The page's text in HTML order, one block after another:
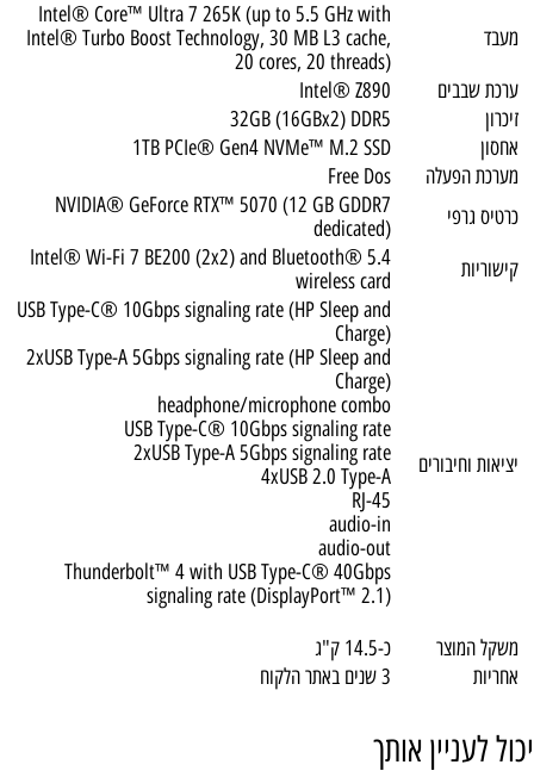
מעבד
Intel® Core™ Ultra 7 265K (up to 5.5 GHz with
Intel® Turbo Boost Technology, 30 MB L3 cache,
20 cores, 20 threads)
ערכת שבבים
Intel® Z890
זיכרון
32GB (16GBx2) DDR5
אחסון
1TB PCIe® Gen4 NVMe™ M.2 SSD
מערכת הפעלה
Free Dos
כרטיס גרפי
NVIDIA® GeForce RTX™ 5070 (12 GB GDDR7
dedicated)
קישוריות
Intel® Wi-Fi 7 BE200 (2x2) and Bluetooth® 5.4
wireless card
יציאות וחיבורים
USB Type-C® 10Gbps signaling rate (HP Sleep and
Charge)
2xUSB Type-A 5Gbps signaling rate (HP Sleep and
Charge)
headphone/microphone combo
USB Type-C® 10Gbps signaling rate
2xUSB Type-A 5Gbps signaling rate
4xUSB 2.0 Type-A
RJ-45
audio-in
audio-out
Thunderbolt™ 4 with USB Type-C® 40Gbps
signaling rate (DisplayPort™ 2.1)
משקל המוצר
כ-14.5 ק"ג
אחריות
3 שנים באתר הלקוח
יכול לעניין אותך